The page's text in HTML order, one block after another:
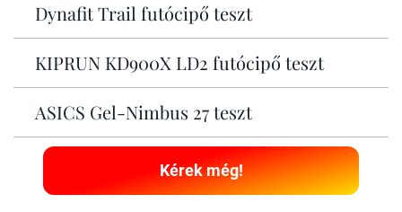
Dynafit Trail futócipő teszt
KIPRUN KD900X LD2 futócipő teszt
ASICS Gel-Nimbus 27 teszt
Kérek még!